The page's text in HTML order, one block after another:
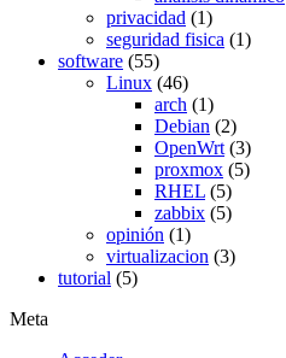
privacidad (1)
seguridad fisica (1)
software (55)
Linux (46)
arch (1)
Debian (2)
OpenWrt (3)
proxmox (5)
RHEL (5)
zabbix (5)
opinión (1)
virtualizacion (3)
tutorial (5)
Meta